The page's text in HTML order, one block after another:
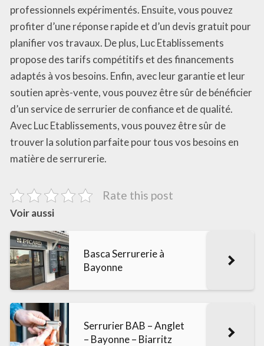
professionnels expérimentés. Ensuite, vous pouvez
profiter d’une réponse rapide et d’un devis gratuit pour
planifier vos travaux. De plus, Luc Etablissements
propose des tarifs compétitifs et des financements
adaptés à vos besoins. Enfin, avec leur garantie et leur
soutien après-vente, vous pouvez être sûr de bénéficier
d’un service de serrurier de confiance et de qualité.
Avec Luc Etablissements, vous pouvez être sûr de
trouver la solution parfaite pour tous vos besoins en
matière de serrurerie.
Rate this post
Voir aussi
Basca Serrurerie à
Bayonne
Serrurier BAB – Anglet
– Bayonne – Biarritz